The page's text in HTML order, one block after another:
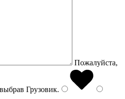
Пожалуйста,
Грузовик.